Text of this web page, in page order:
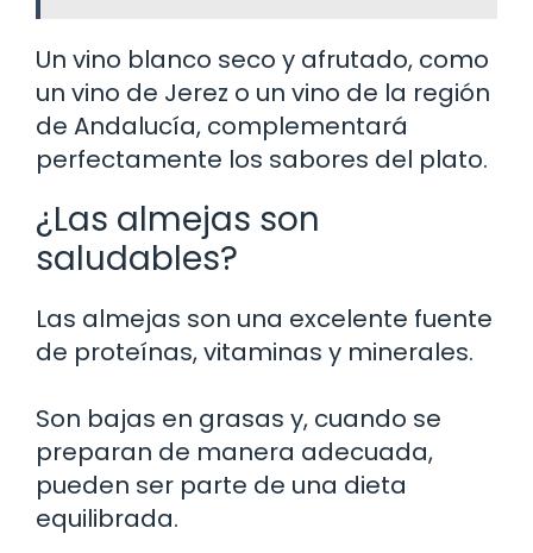
Un vino blanco seco y afrutado, como
un vino de Jerez o un vino de la región
de Andalucía, complementará
perfectamente los sabores del plato.
¿Las almejas son
saludables?
Las almejas son una excelente fuente
de proteínas, vitaminas y minerales.
Son bajas en grasas y, cuando se
preparan de manera adecuada,
pueden ser parte de una dieta
equilibrada.